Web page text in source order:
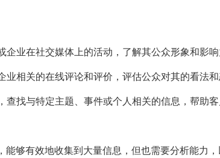
企业在社交媒体上的活动，了解其公众形象和影
相关的在线评论和评价，评估公众对其的看法和
找与特定主题、事件或个人相关的信息，帮助客
够有效地收集到大量信息，但也需要分析能力，